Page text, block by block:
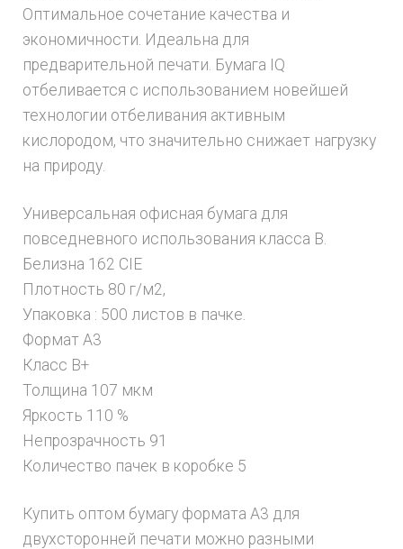
Оптимальное сочетание качества и
экономичности. Идеальна для
предварительной печати. Бумага IQ
отбеливается с использованием новейшей
технологии отбеливания активным
кислородом, что значительно снижает нагрузку
на природу.
Универсальная офисная бумага для
повседневного использования класса В.
Белизна 162 CIE
Плотность 80 г/м2,
Упаковка : 500 листов в пачке.
Формат A3
Класс B+
Толщина 107 мкм
Яркость 110 %
Непрозрачность 91
Количество пачек в коробке 5
Купить оптом бумагу формата А3 для
двухсторонней печати можно разными